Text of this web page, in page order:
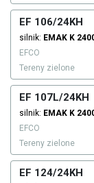
EF 106/24KH
silnik: EMAK K
EFCO
Tereny zielone
EF 107L/24KH
silnik: EMAK K
EFCO
Tereny zielone
EF 124/24KH